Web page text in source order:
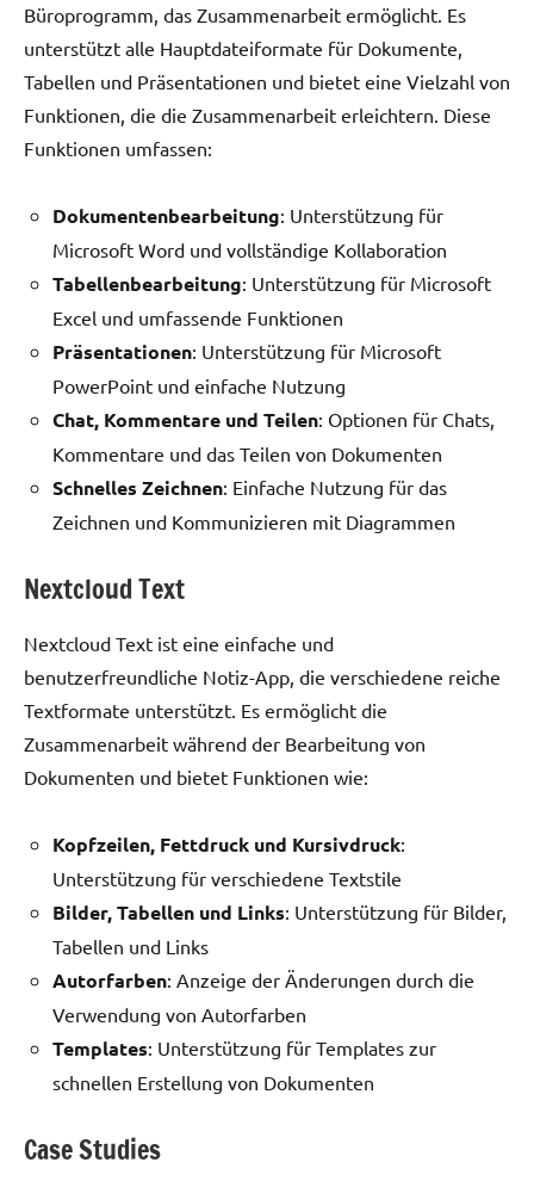
Büroprogramm, das Zusammenarbeit ermöglicht. Es
unterstützt alle Hauptdateiformate für Dokumente,
Tabellen und Präsentationen und bietet eine Vielzahl von
Funktionen, die die Zusammenarbeit erleichtern. Diese
Funktionen umfassen:
Dokumentenbearbeitung: Unterstützung für
Microsoft Word und vollständige Kollaboration
Tabellenbearbeitung: Unterstützung für Microsoft
Excel und umfassende Funktionen
Präsentationen: Unterstützung für Microsoft
PowerPoint und einfache Nutzung
Chat, Kommentare und Teilen: Optionen für Chats,
Kommentare und das Teilen von Dokumenten
Schnelles Zeichnen: Einfache Nutzung für das
Zeichnen und Kommunizieren mit Diagrammen
Nextcloud Text
Nextcloud Text ist eine einfache und
benutzerfreundliche Notiz-App, die verschiedene reiche
Textformate unterstützt. Es ermöglicht die
Zusammenarbeit während der Bearbeitung von
Dokumenten und bietet Funktionen wie:
Kopfzeilen, Fettdruck und Kursivdruck:
Unterstützung für verschiedene Textstile
Bilder, Tabellen und Links: Unterstützung für Bilder,
Tabellen und Links
Autorfarben: Anzeige der Änderungen durch die
Verwendung von Autorfarben
Templates: Unterstützung für Templates zur
schnellen Erstellung von Dokumenten
Case Studies